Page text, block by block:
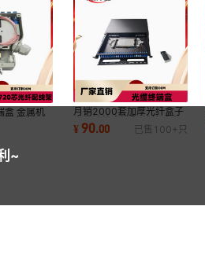
盒 金属机
轨道 DIN
月销2000套加厚光纤盒子
光缆熔接盒满配 抽拉式光
纤终端盒厂家
¥90.00 已售 100+ 只
~